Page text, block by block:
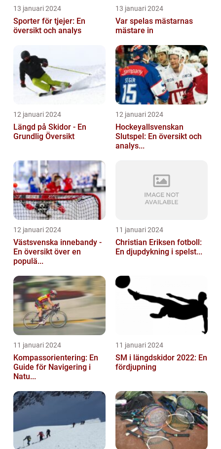
13 januari 2024
Sporter för tjejer: En
översikt och analys
13 januari 2024
Var spelas mästarnas
mästare in
12 januari 2024
Längd på Skidor - En
Grundlig Översikt
12 januari 2024
Hockeyallsvenskan
Slutspel: En översikt och
analys...
12 januari 2024
Västsvenska innebandy -
En översikt över en
populä...
11 januari 2024
Christian Eriksen fotboll:
En djupdykning i spelst...
11 januari 2024
Kompassorientering: En
Guide för Navigering i
Natu...
11 januari 2024
SM i längdskidor 2022: En
fördjupning